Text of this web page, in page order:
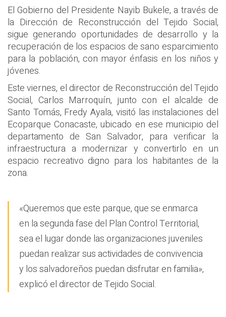
El Gobierno del Presidente Nayib Bukele, a través de
la Dirección de Reconstrucción del Tejido Social,
sigue generando oportunidades de desarrollo y la
recuperación de los espacios de sano esparcimiento
para la población, con mayor énfasis en los niños y
jóvenes.
Este viernes, el director de Reconstrucción del Tejido
Social, Carlos Marroquín, junto con el alcalde de
Santo Tomás, Fredy Ayala, visitó las instalaciones del
Ecoparque Conacaste, ubicado en ese municipio del
departamento de San Salvador, para verificar la
infraestructura a modernizar y convertirlo en un
espacio recreativo digno para los habitantes de la
zona.
«Queremos que este parque, que se enmarca
en la segunda fase del Plan Control Territorial,
sea el lugar donde las organizaciones juveniles
puedan realizar sus actividades de convivencia
y los salvadoreños puedan disfrutar en familia»,
explicó el director de Tejido Social.